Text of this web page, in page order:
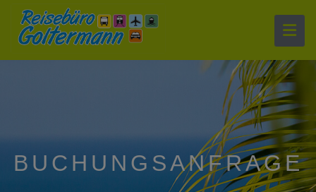
BUCHUNGSANFRAGE